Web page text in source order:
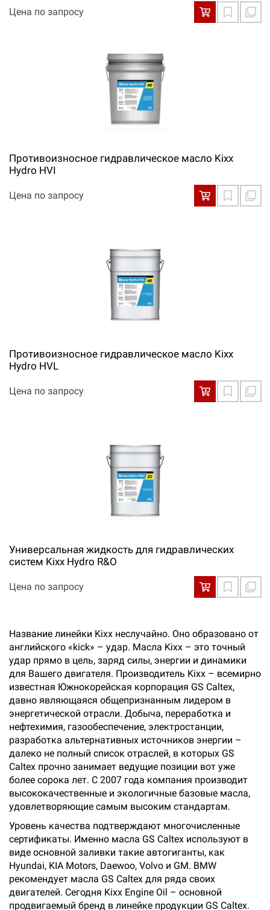
Цена по запросу
Противоизносное гидравлическое масло Kixx
Hydro HVI
Цена по запросу
Противоизносное гидравлическое масло Kixx
Hydro HVL
Цена по запросу
Универсальная жидкость для гидравлических
систем Kixx Hydro R&O
Цена по запросу
Название линейки Kixx неслучайно. Оно образовано от
английского «kick» – удар. Масла Kixx – это точный
удар прямо в цель, заряд силы, энергии и динамики
для Вашего двигателя. Производитель Kixx – всемирно
известная Южнокорейская корпорация GS Caltex,
давно являющаяся общепризнанным лидером в
энергетической отрасли. Добыча, переработка и
нефтехимия, газообеспечение, электростанции,
разработка альтернативных источников энергии –
далеко не полный список отраслей, в которых GS
Caltex прочно занимает ведущие позиции вот уже
более сорока лет. С 2007 года компания производит
высококачественные и экологичные базовые масла,
удовлетворяющие самым высоким стандартам.
Уровень качества подтверждают многочисленные
сертификаты. Именно масла GS Caltex используют в
виде основной заливки такие автогиганты, как
Hyundai, KIA Motors, Daewoo, Volvo и GM. BMW
рекомендует масла GS Caltex для ряда своих
двигателей. Сегодня Kixx Engine Oil – основной
продвигаемый бренд в линейке продукции GS Caltex.